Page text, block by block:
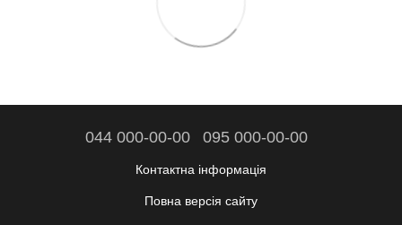
044 000-00-00 095 000-00-00
Контактна інформація
Повна версія сайту